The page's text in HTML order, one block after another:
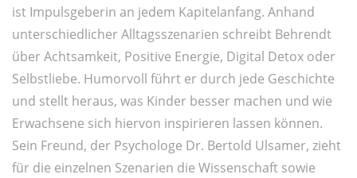
ist Impulsgeberin an jedem Kapitelanfang. Anhand
unterschiedlicher Alltagsszenarien schreibt Behrendt
über Achtsamkeit, Positive Energie, Digital Detox oder
Selbstliebe. Humorvoll führt er durch jede Geschichte
und stellt heraus, was Kinder besser machen und wie
Erwachsene sich hiervon inspirieren lassen können.
Sein Freund, der Psychologe Dr. Bertold Ulsamer, zieht
für die einzelnen Szenarien die Wissenschaft sowie